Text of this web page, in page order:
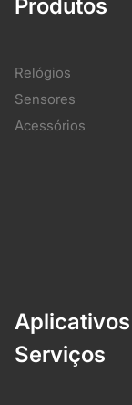
Produtos
Relógios
Sensores
Acessórios
Serviços